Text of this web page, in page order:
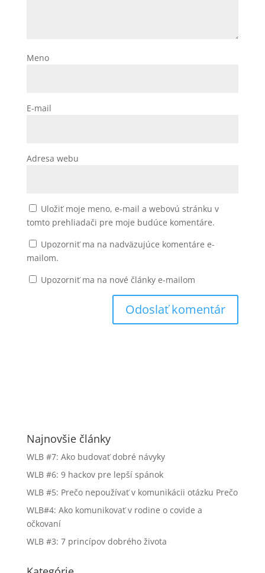
Meno
E-mail
Adresa webu
Uložiť moje meno, e-mail a webovú stránku v
tomto prehliadači pre moje budúce komentáre.
Upozorniť ma na nadväzujúce komentáre e-
mailom.
Upozorniť ma na nové články e-mailom
Najnovšie články
WLB #7: Ako budovať dobré návyky
WLB #6: 9 hackov pre lepší spánok
WLB #5: Prečo nepoužívať v komunikácii otázku Prečo
WLB#4: Ako komunikovať v rodine o covide a
očkovaní
WLB #3: 7 princípov dobrého života